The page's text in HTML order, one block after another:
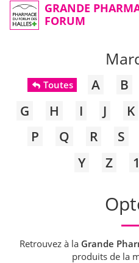
GRANDE
FORUM
Toutes A B
G
H I J K
P
Q R S
Y
Z 1
Retrouvez à la Grande
produits de la